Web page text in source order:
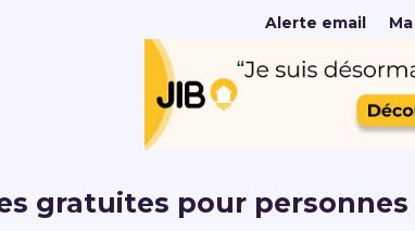
Alerte email
gratuites pour